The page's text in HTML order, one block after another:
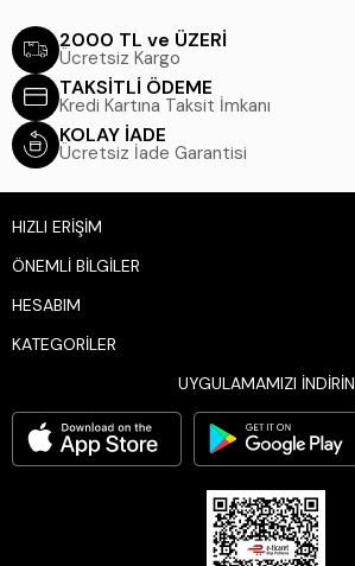
2000 TL ve ÜZERİ
Ücretsiz Kargo
TAKSİTLİ ÖDEME
Kredi Kartına Taksit İmkanı
KOLAY İADE
Ücretsiz İade Garantisi
HIZLI ERİŞİM
ÖNEMLİ BİLGİLER
HESABIM
KATEGORİLER
UYGULAMAMIZI İNDİRİN